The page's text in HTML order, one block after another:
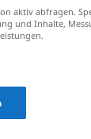
aktiv abfragen.
und Inhalte,